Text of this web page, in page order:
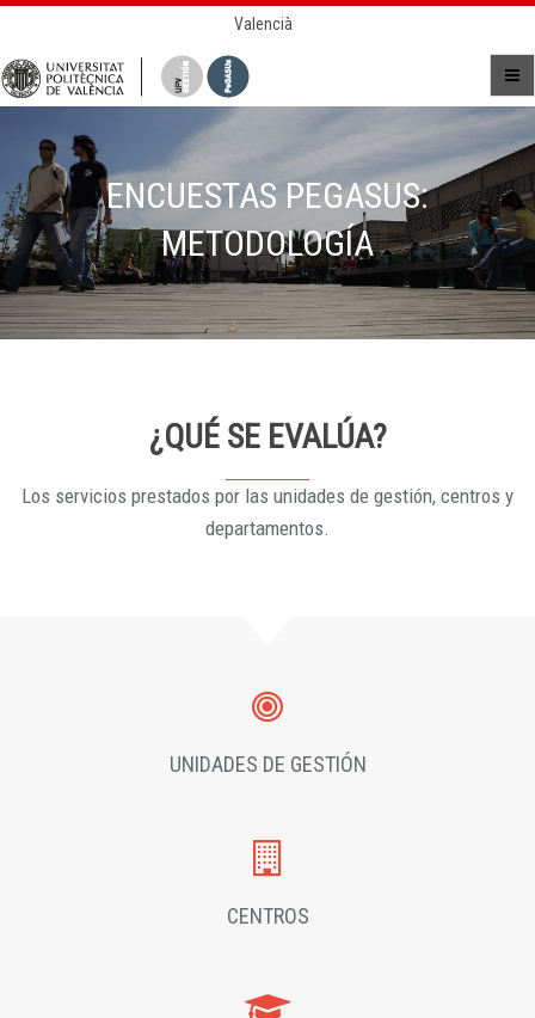
Valencià
ENCUESTAS PEGASUS:
METODOLOGÍA
¿QUÉ SE EVALÚA?
Los servicios prestados por las unidades de gestión, centros y
departamentos.
UNIDADES DE GESTIÓN
CENTROS